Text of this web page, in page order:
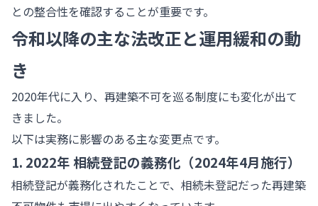
との整合性を確認することが重要です。
令和以降の主な法改正と運用緩和の動
き
2020年代に入り、再建築不可を巡る制度にも変化が出て
きました。
以下は実務に影響のある主な変更点です。
1. 2022年 相続登記の義務化（2024年4月施行）
相続登記が義務化されたことで、相続未登記だった再建築